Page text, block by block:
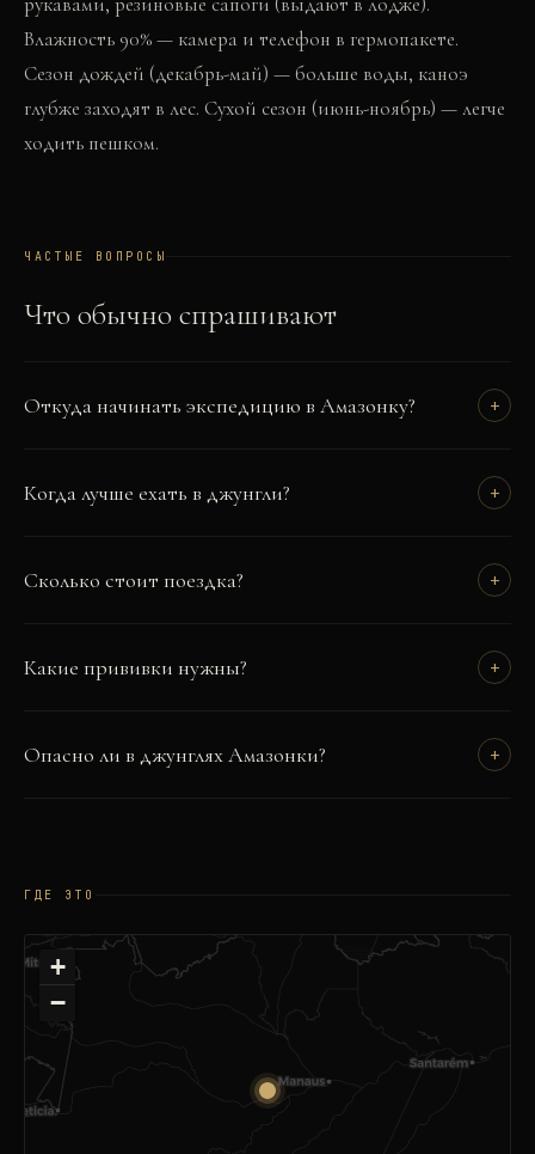
Влажность 90% — камера и телефон в гермопакете.
Сезон дождей (декабрь-май) — больше воды, каноэ
глубже заходят в лес. Сухой сезон (июнь-ноябрь) — легче
ходить пешком.
ЧАСТЫЕ ВОПРОСЫ
Что обычно спрашивают
Откуда начинать экспедицию в Амазонку? +
Когда лучше ехать в джунгли? +
Сколько стоит поездка? +
Какие прививки нужны? +
Опасно ли в джунглях Амазонки? +
ГДЕ ЭТО
+
−